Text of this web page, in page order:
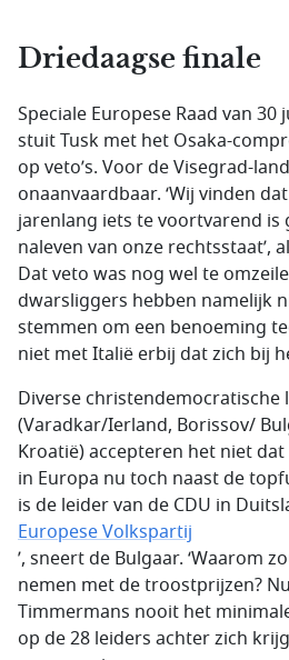
Driedaagse finale
Speciale Europese Raad van 30
stuit Tusk met het Osaka-
op veto’s. Voor de Visegrad-
onaanvaardbaar. ‘Wij vinden
jarenlang iets te voortvarend is
naleven van onze rechtsstaat’,
Dat veto was nog wel te
dwarsliggers hebben namelijk
stemmen om een benoeming
niet met Italië erbij dat zich bij
Diverse christendemocratische
(Varadkar/Ierland, Borissov/
Kroatië) accepteren het niet
in Europa nu toch naast de
is de leider van de CDU in
Europese Volkspartij
’, sneert de Bulgaar. ‘Waarom
nemen met de troostprijzen?
Timmermans nooit het
op de 28 leiders achter zich